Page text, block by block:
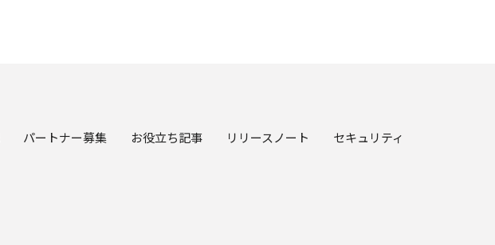
パートナー募集 お役立ち記事 リリースノート
セキュリティ